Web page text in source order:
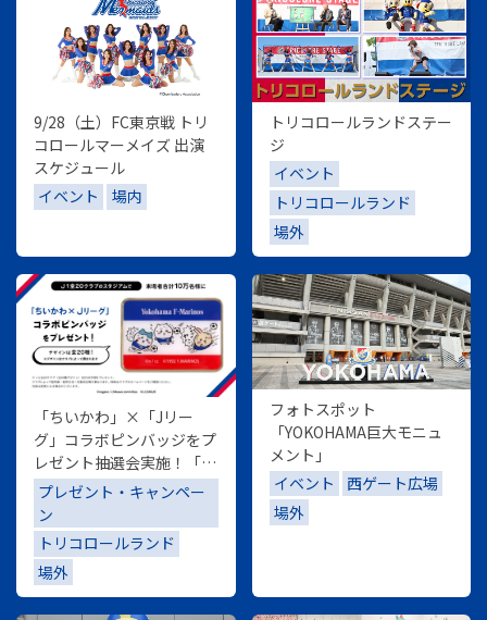
9/28（土）FC東京戦 トリ
コロールマーメイズ 出演
スケジュール
イベント
場内
トリコロールランドステー
ジ
イベント
トリコロールランド
場外
「ちいかわ」×「Jリー
グ」コラボピンバッジをプ
レゼント抽選会実施！「ち
いかわ」×「J1」を一緒に
盛り上げよう！
プレゼント・キャンペー
ン
トリコロールランド
場外
フォトスポット
「YOKOHAMA巨大モニュ
メント」
イベント
西ゲート広場
場外